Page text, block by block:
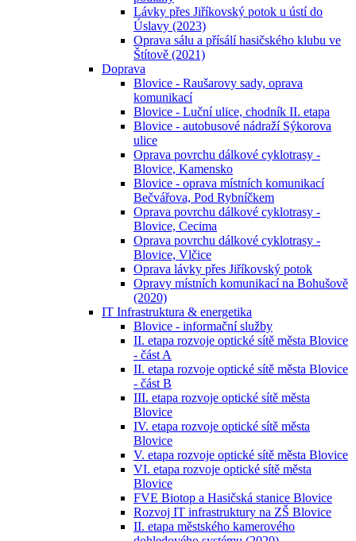
Lávky přes Jiříkovský potok u ústí do
Úslavy (2023)
Oprava sálu a přísálí hasičského klubu ve
Štítově (2021)
Doprava
Blovice - Raušarovy sady, oprava
komunikací
Blovice - Luční ulice, chodník II. etapa
Blovice - autobusové nádraží Sýkorova
ulice
Oprava povrchu dálkové cyklotrasy -
Blovice, Kamensko
Blovice - oprava místních komunikací
Bečvářova, Pod Rybníčkem
Oprava povrchu dálkové cyklotrasy -
Blovice, Cecima
Oprava povrchu dálkové cyklotrasy -
Blovice, Vlčice
Oprava lávky přes Jiříkovský potok
Opravy místních komunikací na Bohušově
(2020)
IT Infrastruktura & energetika
Blovice - informační služby
II. etapa rozvoje optické sítě města Blovice
- část A
II. etapa rozvoje optické sítě města Blovice
- část B
III. etapa rozvoje optické sítě města
Blovice
IV. etapa rozvoje optické sítě města
Blovice
V. etapa rozvoje optické sítě města Blovice
VI. etapa rozvoje optické sítě města
Blovice
FVE Biotop a Hasičská stanice Blovice
Rozvoj IT infrastruktury na ZŠ Blovice
II. etapa městského kamerového